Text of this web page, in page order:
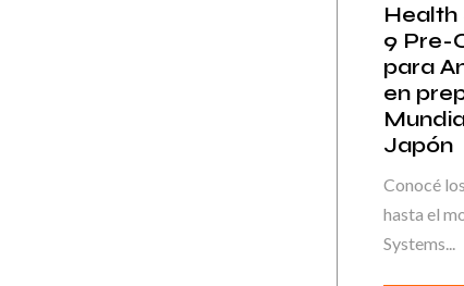
Health
9 Pre-
para
en
Japón
Conocé
hasta el
Systems...